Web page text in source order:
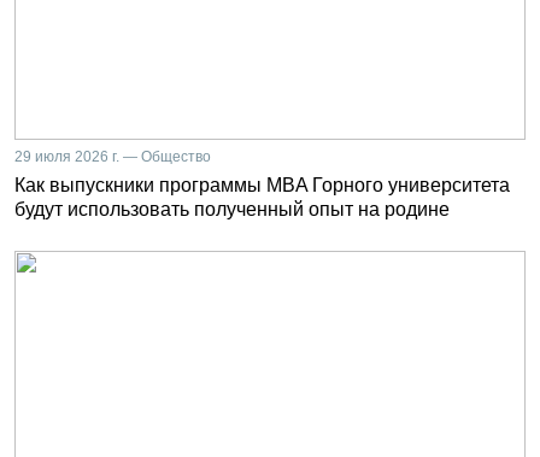
29 июля 2026 г. — Общество
Как выпускники программы MBA Горного университета
будут использовать полученный опыт на родине